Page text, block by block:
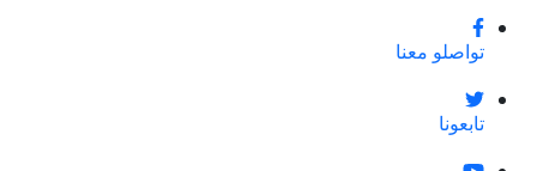
تواصلو معنا
تابعونا